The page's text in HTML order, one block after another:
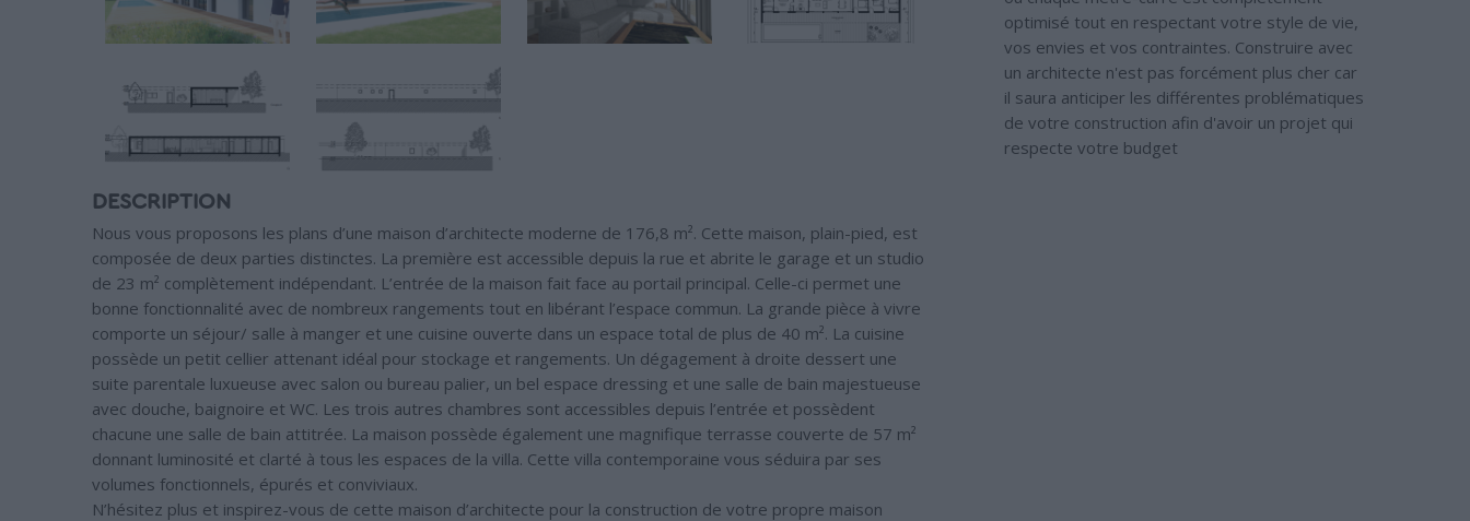
DESCRIPTION
Nous vous proposons les plans d’une maison d’architecte moderne de 176,8 m². Cette maison, plain-pied, est
composée de deux parties distinctes. La première est accessible depuis la rue et abrite le garage et un studio
de 23 m² complètement indépendant. L’entrée de la maison fait face au portail principal. Celle-ci permet une
bonne fonctionnalité avec de nombreux rangements tout en libérant l’espace commun. La grande pièce à vivre
comporte un séjour/ salle à manger et une cuisine ouverte dans un espace total de plus de 40 m². La cuisine
possède un petit cellier attenant idéal pour stockage et rangements. Un dégagement à droite dessert une
suite parentale luxueuse avec salon ou bureau palier, un bel espace dressing et une salle de bain majestueuse
avec douche, baignoire et WC. Les trois autres chambres sont accessibles depuis l’entrée et possèdent
chacune une salle de bain attitrée. La maison possède également une magnifique terrasse couverte de 57 m²
donnant luminosité et clarté à tous les espaces de la villa. Cette villa contemporaine vous séduira par ses
volumes fonctionnels, épurés et conviviaux.
N’hésitez plus et inspirez-vous de cette maison d’architecte pour la construction de votre propre maison
optimisé tout en respectant votre style de vie,
vos envies et vos contraintes. Construire avec
un architecte n'est pas forcément plus cher car
il saura anticiper les différentes problématiques
de votre construction afin d'avoir un projet qui
respecte votre budget